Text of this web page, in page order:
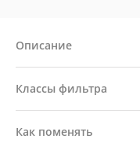
Описание
Классы фильтра
Как поменять